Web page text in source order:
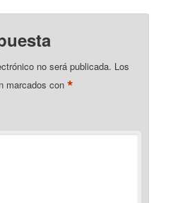
no será publicada. Los
marcados con*